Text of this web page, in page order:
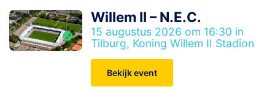
Willem II – N.E.C.
15 augustus 2026 om 16:30 in
Tilburg, Koning Willem II Stadion
Bekijk event